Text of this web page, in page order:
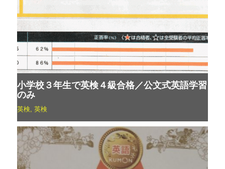
小学校３年生で英検４級合格／公文式英語学習
のみ
英検 英検